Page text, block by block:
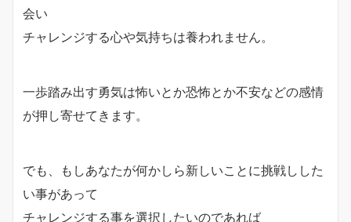
会い
チャレンジする心や気持ちは養われません。
一歩踏み出す勇気は怖いとか恐怖とか不安などの感情
が押し寄せてきます。
でも、もしあなたが何かしら新しいことに挑戦しした
い事があって
チャレンジする事を選択したいのであれば